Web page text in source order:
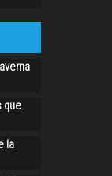
que
la